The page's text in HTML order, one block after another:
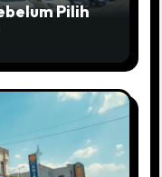
Pilih